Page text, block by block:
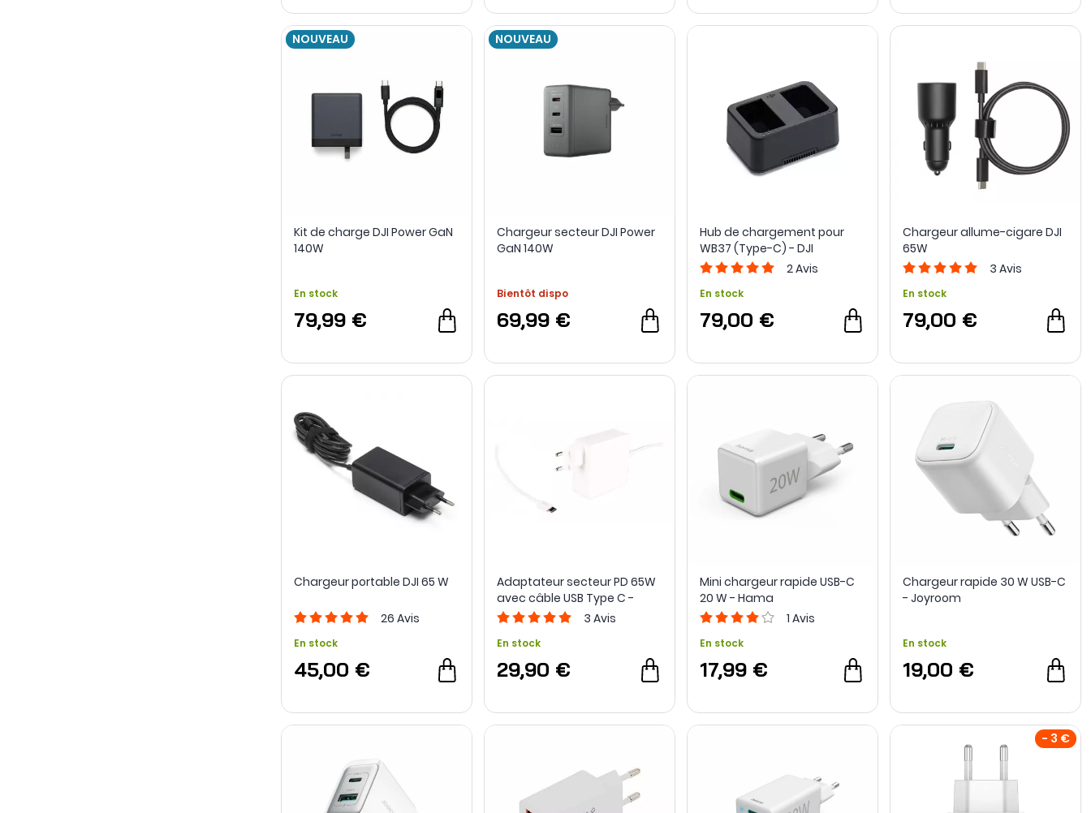
NOUVEAU
Kit de charge DJI Power GaN
140W
En stock
79,99 €
NOUVEAU
Chargeur secteur DJI Power
GaN 140W
Bientôt dispo
69,99 €
Hub de chargement pour
WB37 (Type-C) - DJI
2Avis
En stock
79,00 €
Chargeur allume-cigare DJI
65W
3 Avis
En stock
79,00 €
Chargeur portable DJI 65 W
26 Avis
En stock
45,00 €
Adaptateur secteur PD 65W
avec câble USB Type C -
PATONA
3 Avis
En stock
29,90 €
Mini chargeur rapide USB-C
20 W - Hama
1 Avis
En stock
17,99 €
Chargeur rapide 30 W USB-C
- Joyroom
En stock
19,00 €
- 3 €